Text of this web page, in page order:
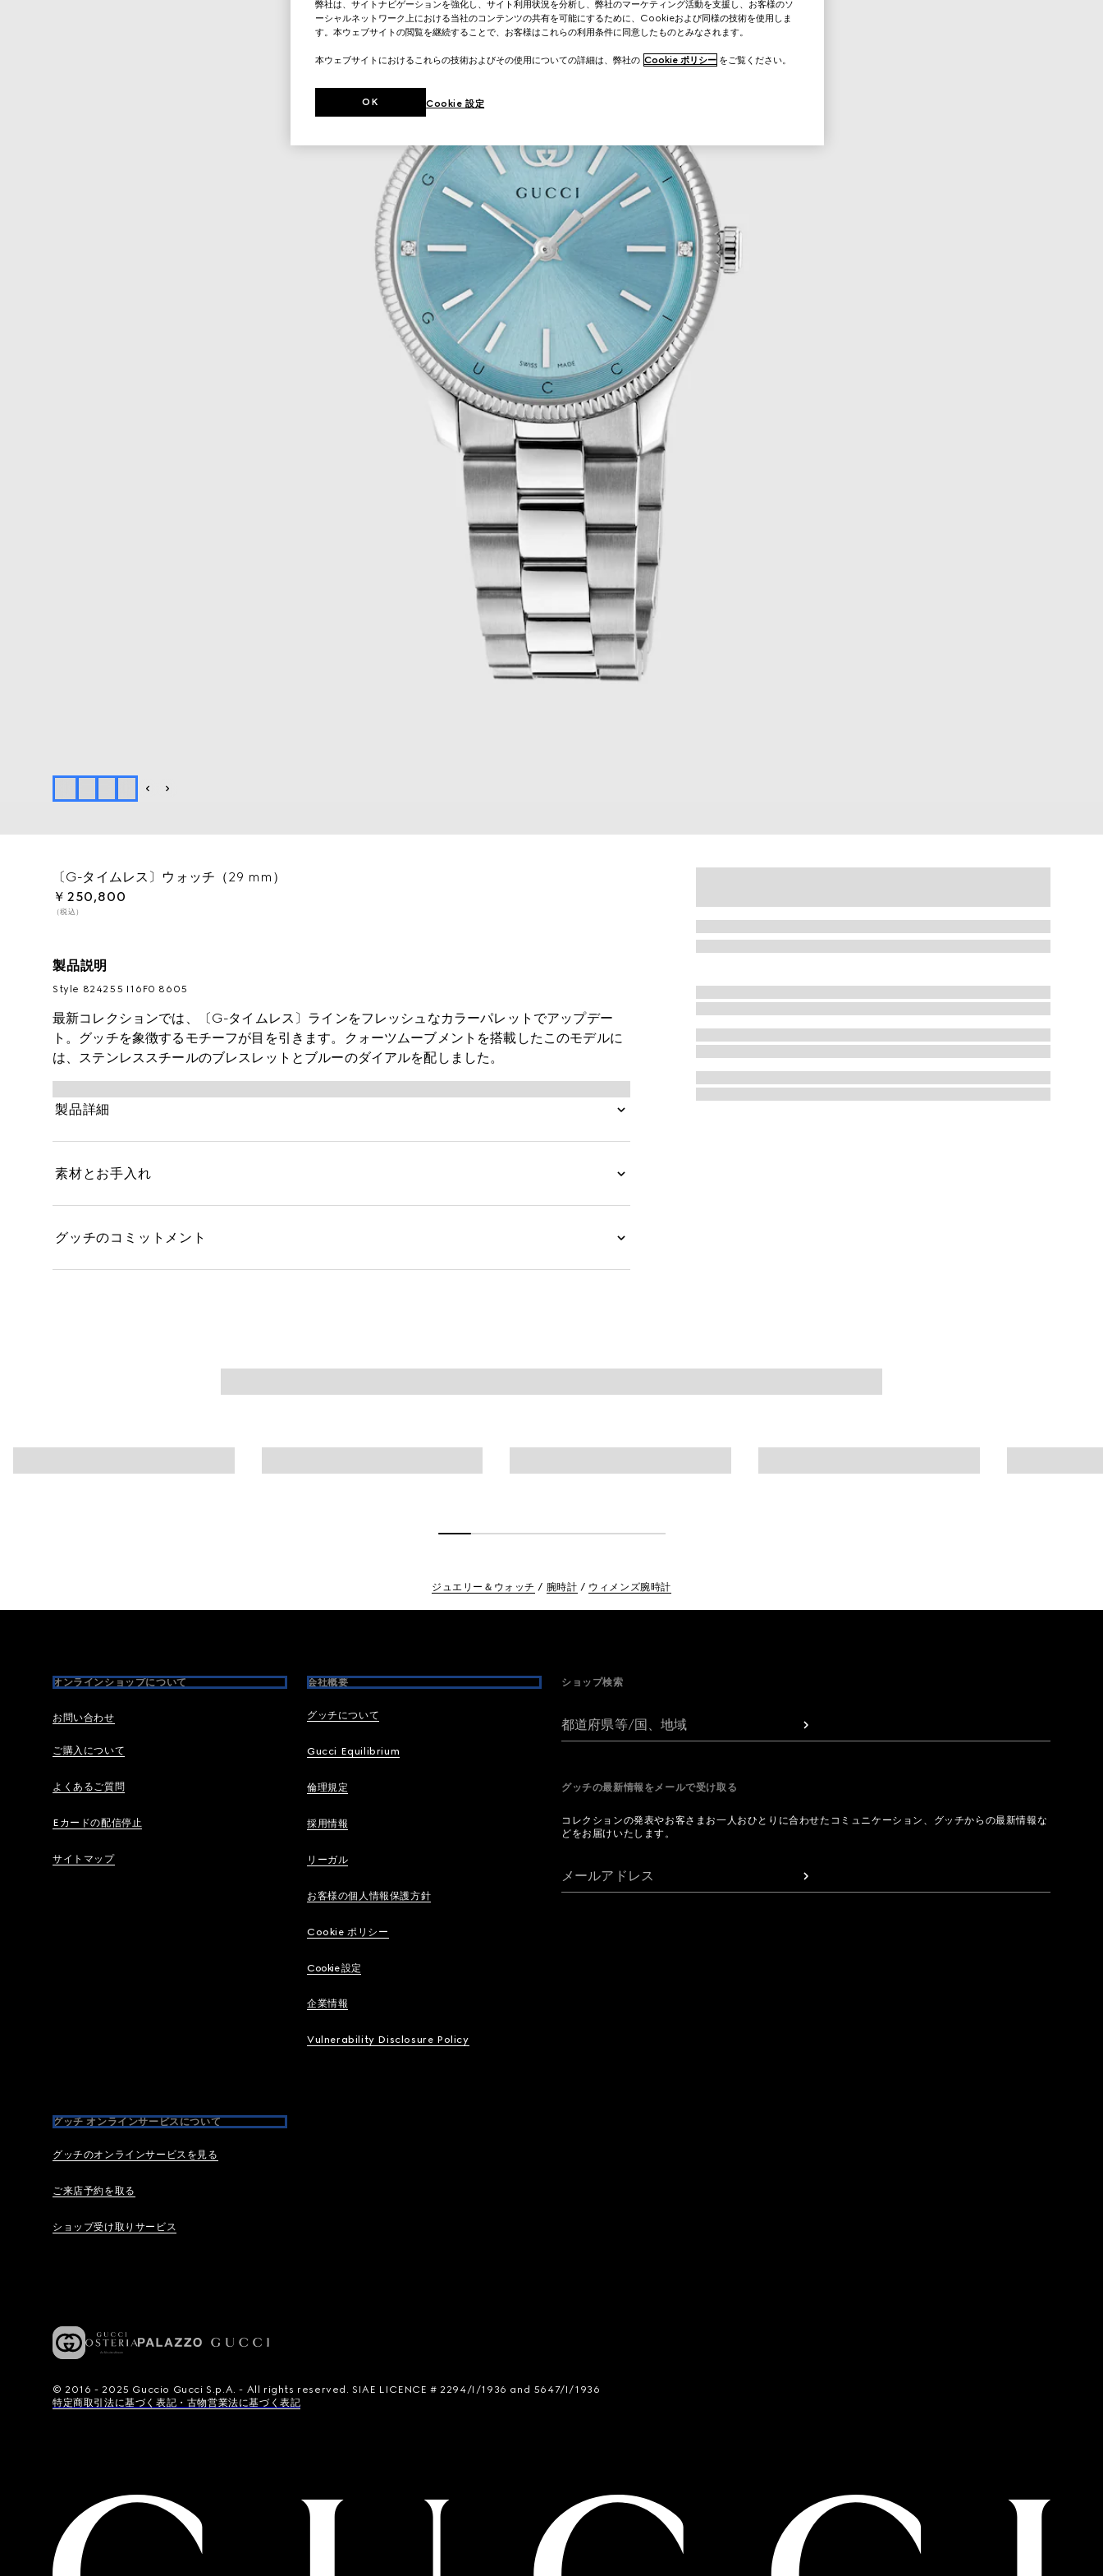
〔G-タイムレス〕ウォッチ（29 mm）
￥250,800
（税込）
製品説明
Style ‎824255 I16F0 8605
最新コレクションでは、〔G-タイムレス〕ラインをフレッシュなカラーパレットでアップデー
ト。グッチを象徴するモチーフが目を引きます。クォーツムーブメントを搭載したこのモデルに
は、ステンレススチールのブレスレットとブルーのダイアルを配しました。
製品詳細
素材とお手入れ
グッチのコミットメント
ジュエリー＆ウォッチ 腕時計 ウィメンズ腕時計
オンラインショップについて
お問い合わせ
ご購入について
よくあるご質問
Eカードの配信停止
サイトマップ
会社概要
グッチについて
Gucci Equilibrium
倫理規定
採用情報
リーガル
お客様の個人情報保護方針
Cookie ポリシー
Cookie 設定
企業情報
Vulnerability Disclosure Policy
グッチ オンラインサービスについて
グッチのオンラインサービスを見る
ご来店予約を取る
ショップ受け取りサービス
ショップ検索
都道府県等/国、地域
グッチの最新情報をメールで受け取る
コレクションの発表やお客さまお一人おひとりに合わせたコミュニケーション、グッチからの最新情報な
どをお届けいたします。
メールアドレス
© 2016 - 2025 Guccio Gucci S.p.A. - All rights reserved. SIAE LICENCE # 2294/I/1936 and 5647/I/1936
特定商取引法に基づく表記・古物営業法に基づく表記
弊社は、サイトナビゲーションを強化し、サイト利用状況を分析し、弊社のマーケティング活動を支援し、お客様のソ
ーシャルネットワーク上における当社のコンテンツの共有を可能にするために、Cookieおよび同様の技術を使用しま
す。本ウェブサイトの閲覧を継続することで、お客様はこれらの利用条件に同意したものとみなされます。
本ウェブサイトにおけるこれらの技術およびその使用についての詳細は、弊社の Cookie ポリシー をご覧ください。
Cookie 設定
OK